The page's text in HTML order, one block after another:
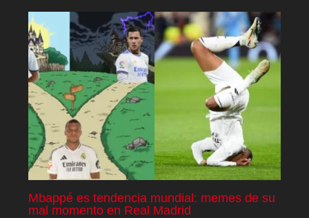
Mbappé es tendencia mundial: memes de su
mal momento en Real Madrid